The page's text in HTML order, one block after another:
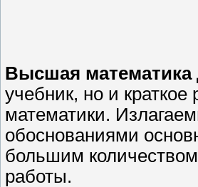
Высшая математика
учебник, но и
математики.
обоснованиями
большим
работы.